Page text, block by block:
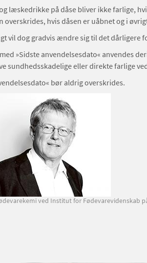
læskedrikke på dåse bliver ikke farlige,
overskrides, hvis dåsen er uåbnet og i
vil dog gradvis ændre sig til det dårligere
»Sidste anvendelsesdato« anvendes
sundhedsskadelige eller direkte farlige
bør aldrig overskrides.
ved Institut for Fødevarevidenskab